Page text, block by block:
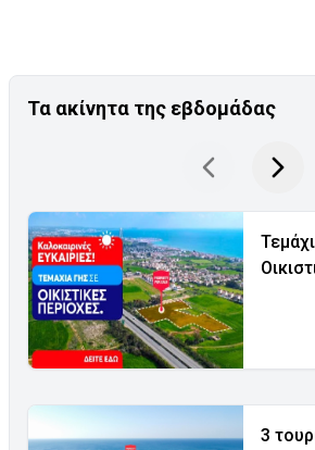
Τα ακίνητα της εβδομάδας
3